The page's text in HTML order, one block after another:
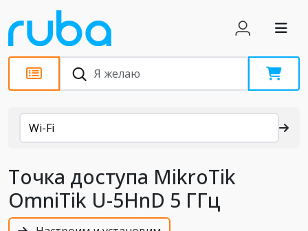
Каталог
Wi-Fi
Точка доступа MikroTik
OmniTik U-5HnD 5 ГГц